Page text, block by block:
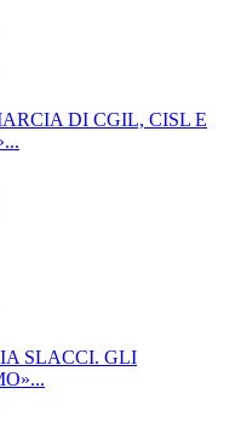
DI CGIL, CISL E
SLACCI. GLI